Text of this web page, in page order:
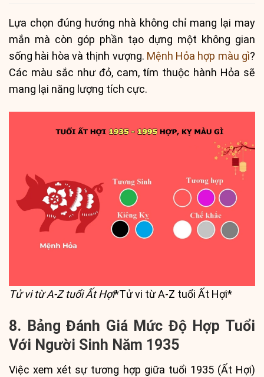
Lựa chọn đúng hướng nhà không chỉ mang lại may
mắn mà còn góp phần tạo dựng một không gian
sống hài hòa và thịnh vượng. Mệnh Hỏa hợp màu gì?
Các màu sắc như đỏ, cam, tím thuộc hành Hỏa sẽ
mang lại năng lượng tích cực.
Tử vi từ A-Z tuổi Ất Hợi*Tử vi từ A-Z tuổi Ất Hợi*
8. Bảng Đánh Giá Mức Độ Hợp Tuổi
Với Người Sinh Năm 1935
Việc xem xét sự tương hợp giữa tuổi 1935 (Ất Hợi)